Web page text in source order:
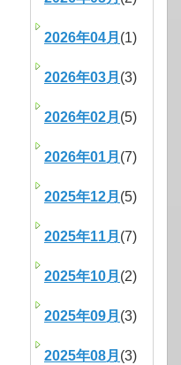
2026年04月 (1)
2026年03月 (3)
2026年02月 (5)
2026年01月 (7)
2025年12月 (5)
2025年11月 (7)
2025年10月 (2)
2025年09月 (3)
2025年08月 (3)